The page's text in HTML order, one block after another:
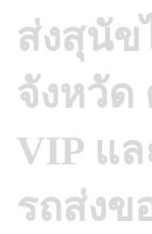
ส่งสุนัข
จังหวัด
VIP แ
รถส่งข